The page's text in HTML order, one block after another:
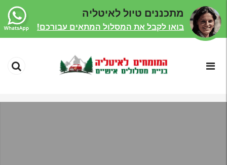
מתכננים טיול לאיטליה
בואו לקבל את המסלול המתאים עבורכם!